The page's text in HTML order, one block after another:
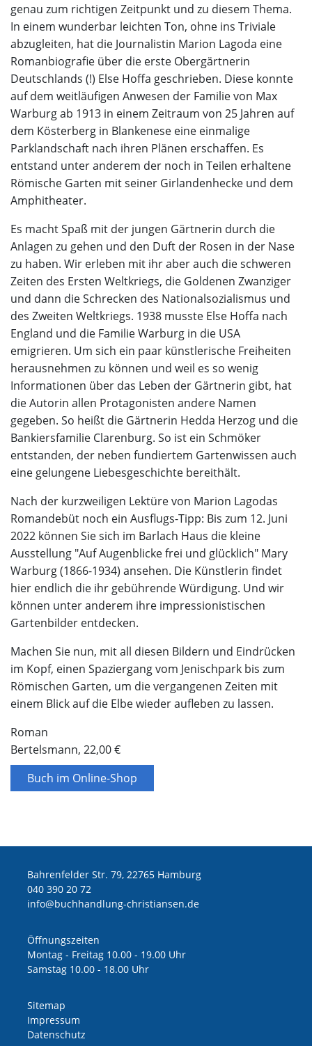
genau zum richtigen Zeitpunkt und zu diesem Thema.
In einem wunderbar leichten Ton, ohne ins Triviale
abzugleiten, hat die Journalistin Marion Lagoda eine
Romanbiografie über die erste Obergärtnerin
Deutschlands (!) Else Hoffa geschrieben. Diese konnte
auf dem weitläufigen Anwesen der Familie von Max
Warburg ab 1913 in einem Zeitraum von 25 Jahren auf
dem Kösterberg in Blankenese eine einmalige
Parklandschaft nach ihren Plänen erschaffen. Es
entstand unter anderem der noch in Teilen erhaltene
Römische Garten mit seiner Girlandenhecke und dem
Amphitheater.
Es macht Spaß mit der jungen Gärtnerin durch die
Anlagen zu gehen und den Duft der Rosen in der Nase
zu haben. Wir erleben mit ihr aber auch die schweren
Zeiten des Ersten Weltkriegs, die Goldenen Zwanziger
und dann die Schrecken des Nationalsozialismus und
des Zweiten Weltkriegs. 1938 musste Else Hoffa nach
England und die Familie Warburg in die USA
emigrieren. Um sich ein paar künstlerische Freiheiten
herausnehmen zu können und weil es so wenig
Informationen über das Leben der Gärtnerin gibt, hat
die Autorin allen Protagonisten andere Namen
gegeben. So heißt die Gärtnerin Hedda Herzog und die
Bankiersfamilie Clarenburg. So ist ein Schmöker
entstanden, der neben fundiertem Gartenwissen auch
eine gelungene Liebesgeschichte bereithält.
Nach der kurzweiligen Lektüre von Marion Lagodas
Romandebüt noch ein Ausflugs-Tipp: Bis zum 12. Juni
2022 können Sie sich im Barlach Haus die kleine
Ausstellung "Auf Augenblicke frei und glücklich" Mary
Warburg (1866-1934) ansehen. Die Künstlerin findet
hier endlich die ihr gebührende Würdigung. Und wir
können unter anderem ihre impressionistischen
Gartenbilder entdecken.
Machen Sie nun, mit all diesen Bildern und Eindrücken
im Kopf, einen Spaziergang vom Jenischpark bis zum
Römischen Garten, um die vergangenen Zeiten mit
einem Blick auf die Elbe wieder aufleben zu lassen.
Roman
Bertelsmann, 22,00 €
Buch im Online-Shop
Bahrenfelder Str. 79, 22765 Hamburg
040 390 20 72
ed.nesnaitsirhc-gnuldnahhcub@ofni
Öffnungszeiten
Montag - Freitag 10.00 - 19.00 Uhr
Samstag 10.00 - 18.00 Uhr
Sitemap
Impressum
Datenschutz